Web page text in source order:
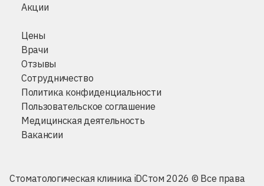
Акции
Цены
Врачи
Отзывы
Сотрудничество
Политика конфиденциальности
Пользовательское соглашение
Медицинская деятельность
Вакансии
Стоматологическая клиника iDСтом 2026 © Все права